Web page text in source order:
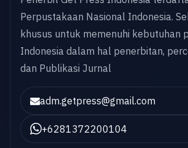
Perpustakaan Nasional Indonesia.
khusus untuk memenuhi kebutuhan
Indonesia dalam hal penerbitan,
dan Publikasi Jurnal
adm.getpress@gmail.com
+6281372200104